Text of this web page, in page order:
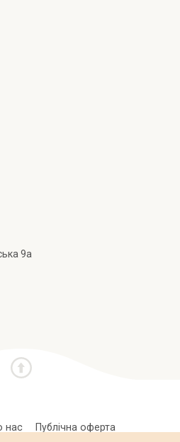
9а
нас Публічна оферта